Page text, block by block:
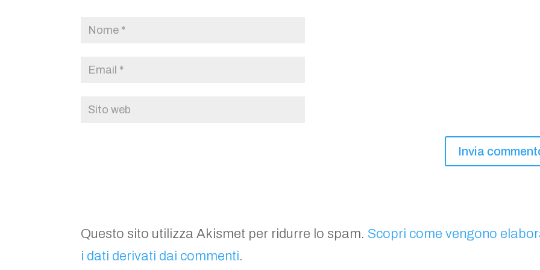
Questo sito utilizza Akismet per ridurre lo spam. Scopri come vengono
i dati derivati dai commenti.